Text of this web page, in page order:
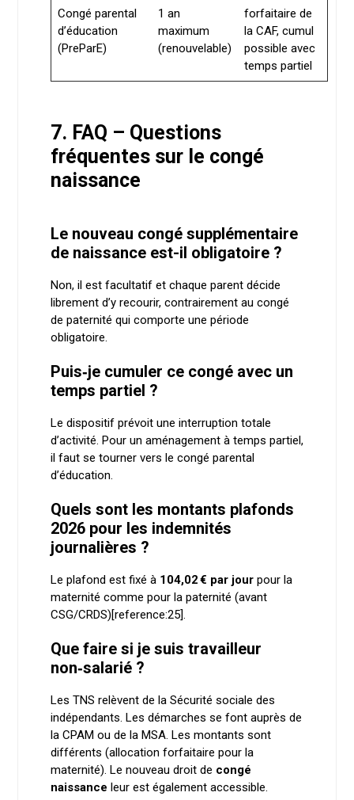
Congé parental
d’éducation
(PreParE)
1 an
maximum
(renouvelable)
forfaitaire de
la CAF, cumul
possible avec
temps partiel
7. FAQ – Questions
fréquentes sur le congé
naissance
Le nouveau congé supplémentaire
de naissance est-il obligatoire ?
Non, il est facultatif et chaque parent décide
librement d’y recourir, contrairement au congé
de paternité qui comporte une période
obligatoire.
Puis‑je cumuler ce congé avec un
temps partiel ?
Le dispositif prévoit une interruption totale
d’activité. Pour un aménagement à temps partiel,
il faut se tourner vers le congé parental
d’éducation.
Quels sont les montants plafonds
2026 pour les indemnités
journalières ?
Le plafond est fixé à 104,02 € par jourpour la
maternité comme pour la paternité (avant
CSG/CRDS)[reference:25].
Que faire si je suis travailleur
non‑salarié ?
Les TNS relèvent de la Sécurité sociale des
indépendants. Les démarches se font auprès de
la CPAM ou de la MSA. Les montants sont
différents (allocation forfaitaire pour la
maternité). Le nouveau droit de congé
naissance leur est également accessible.